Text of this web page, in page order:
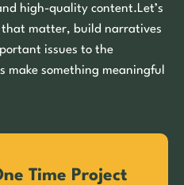
high-quality content.Let’s
that matter, build narratives
issues to the
make something meaningful
Time Project